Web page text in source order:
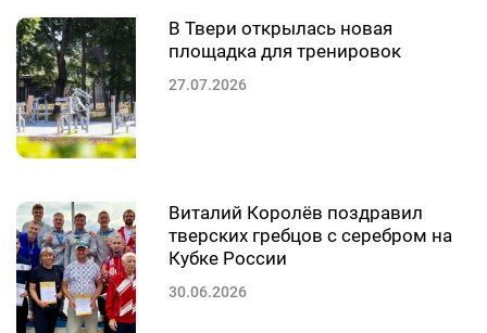
В Твери открылась новая
площадка для тренировок
27.07.2026
Виталий Королёв поздравил
тверских гребцов с серебром на
Кубке России
30.06.2026